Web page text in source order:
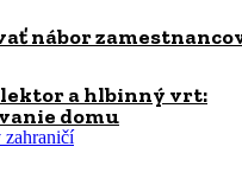
nábor
a hlbinný vrt:
domu